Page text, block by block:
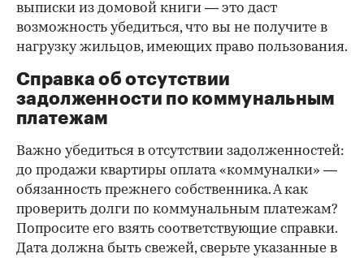
выписки из домовой книги — это даст
возможность убедиться, что вы не получите в
нагрузку жильцов, имеющих право пользования.
Справка об отсутствии
задолженности по коммунальным
платежам
Важно убедиться в отсутствии задолженностей:
до продажи квартиры оплата «коммуналки» —
обязанность прежнего собственника. А как
проверить долги по коммунальным платежам?
Попросите его взять соответствующие справки.
Дата должна быть свежей, сверьте указанные в